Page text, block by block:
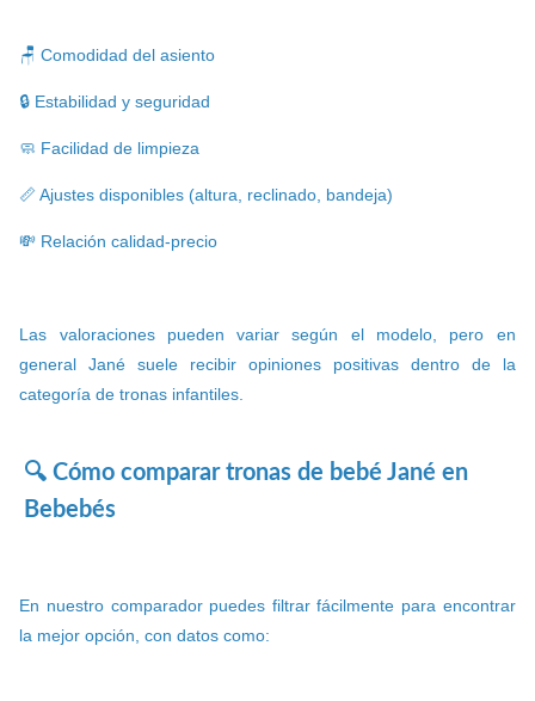
🪑 Comodidad del asiento
🔒 Estabilidad y seguridad
🧼 Facilidad de limpieza
📏 Ajustes disponibles (altura, reclinado, bandeja)
💸 Relación calidad-precio
Las valoraciones pueden variar según el modelo, pero en
general Jané suele recibir opiniones positivas dentro de la
categoría de tronas infantiles.
🔍 Cómo comparar tronas de bebé Jané en
Bebebés
En nuestro comparador puedes filtrar fácilmente para encontrar
la mejor opción, con datos como: